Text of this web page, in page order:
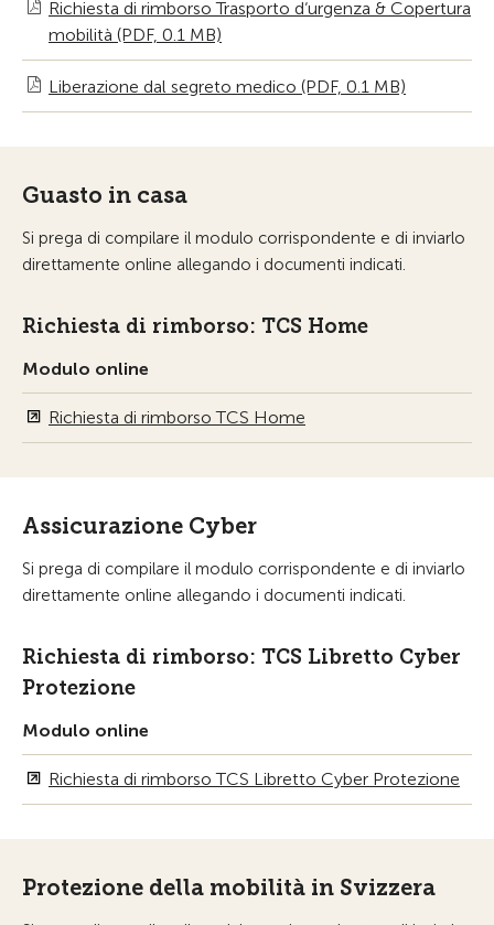
Richiesta di rimborso Trasporto d‘urgenza & Copertura
mobilità (PDF, 0.1 MB)
Liberazione dal segreto medico (PDF, 0.1 MB)
Guasto in casa
Si prega di compilare il modulo corrispondente e di inviarlo
direttamente online allegando i documenti indicati.
Richiesta di rimborso: TCS Home
Modulo online
Richiesta di rimborso TCS Home
Assicurazione Cyber
Si prega di compilare il modulo corrispondente e di inviarlo
direttamente online allegando i documenti indicati.
Richiesta di rimborso: TCS Libretto Cyber
Protezione
Modulo online
Richiesta di rimborso TCS Libretto Cyber Protezione
Protezione della mobilità in Svizzera